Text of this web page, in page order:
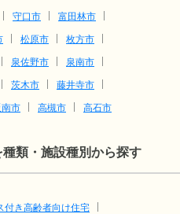
守口市
富田林市
松原市
枚方市
泉佐野市
泉南市
茨木市
藤井寺市
市 高槻市 高石市
類・施設種別から探す
付き高齢者向け住宅